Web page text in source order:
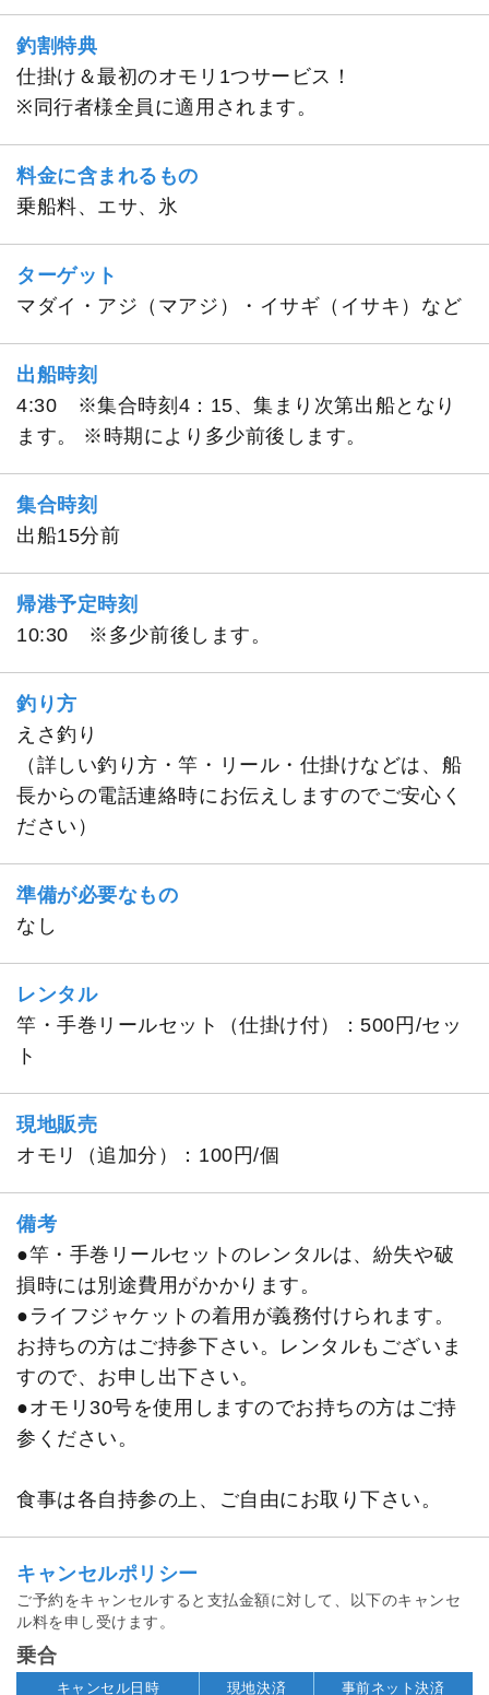
釣割特典
仕掛け＆最初のオモリ1つサービス！
※同行者様全員に適用されます。
料金に含まれるもの
乗船料、エサ、氷
ターゲット
マダイ・アジ（マアジ）・イサギ（イサキ）など
出船時刻
4:30 ※集合時刻4：15、集まり次第出船となり
ます。 ※時期により多少前後します。
集合時刻
出船15分前
帰港予定時刻
10:30 ※多少前後します。
釣り方
えさ釣り
（詳しい釣り方・竿・リール・仕掛けなどは、船
長からの電話連絡時にお伝えしますのでご安心く
ださい）
準備が必要なもの
なし
レンタル
竿・手巻リールセット（仕掛け付）：500円/セッ
ト
現地販売
オモリ（追加分）：100円/個
備考
●竿・手巻リールセットのレンタルは、紛失や破
損時には別途費用がかかります。
●ライフジャケットの着用が義務付けられます。
お持ちの方はご持参下さい。レンタルもございま
すので、お申し出下さい。
●オモリ30号を使用しますのでお持ちの方はご持
参ください。
食事は各自持参の上、ご自由にお取り下さい。
キャンセルポリシー
ご予約をキャンセルすると支払金額に対して、以下のキャンセ
ル料を申し受けます。
乗合
キャンセル日時 現地決済 事前ネット決済